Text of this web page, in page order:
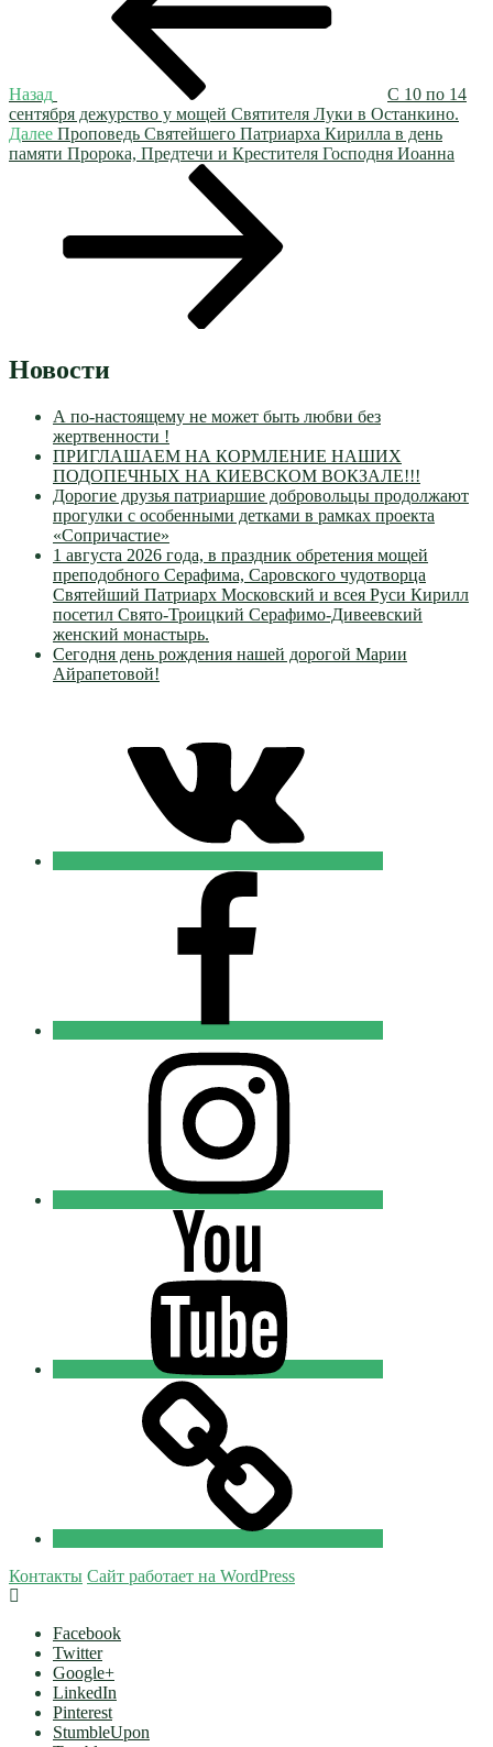
Назад
С 10 по 14
сентября дежурство у мощей Святителя Луки в Останкино.
Следующая
запись
Далее Проповедь Святейшего Патриарха Кирилла в день
памяти Пророка, Предтечи и Крестителя Господня Иоанна
Новости
А по-настоящему не может быть любви без
жертвенности !
ПРИГЛАШАЕМ НА КОРМЛЕНИЕ НАШИХ
ПОДОПЕЧНЫХ НА КИЕВСКОМ ВОКЗАЛЕ!!!
Дорогие друзья патриаршие добровольцы продолжают
прогулки с особенными детками в рамках проекта
«Сопричастие»
1 августа 2026 года, в праздник обретения мощей
преподобного Серафима, Саровского чудотворца
Святейший Патриарх Московский и всея Руси Кирилл
посетил Свято-Троицкий Серафимо-Дивеевский
женский монастырь.
Сегодня день рождения нашей дорогой Марии
Айрапетовой!
Добровольцы
Православные
Добровольцы
Православные
Добровольцы
Контакты Сайт работает на WordPress
Facebook
Twitter
Google+
LinkedIn
Pinterest
StumbleUpon